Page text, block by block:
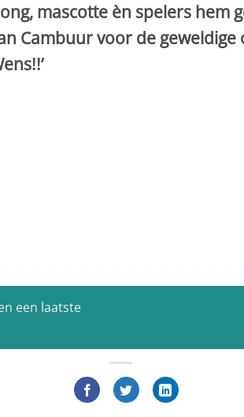
mascotte èn spelers hem
Cambuur voor de
een laatste